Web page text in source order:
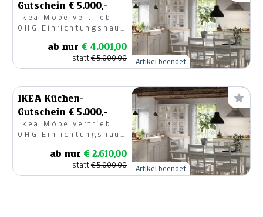
Gutschein € 5.000,-
Ikea Möbelvertrieb
OHG Einrichtungshaus
ab nur € 4.001,00
statt€ 5.000,00 Artikel beendet
IKEA Küchen-
Gutschein € 5.000,-
Ikea Möbelvertrieb
OHG Einrichtungshaus
ab nur € 2.610,00
statt€ 5.000,00 Artikel beendet